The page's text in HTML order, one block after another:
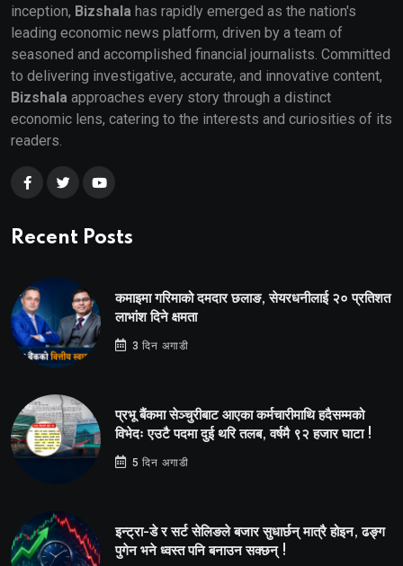
inception, Bizshala has rapidly emerged as the nation's
leading economic news platform, driven by a team of
seasoned and accomplished financial journalists. Committed
to delivering investigative, accurate, and innovative content,
Bizshala approaches every story through a distinct
economic lens, catering to the interests and curiosities of its
readers.
Recent Posts
कमाइमा गरिमाको दमदार छलाङ, सेयरधनीलाई २० प्रतिशत
लाभांश दिने क्षमता
3 दिन अगाडी
प्रभू बैंकमा सेञ्चुरीबाट आएका कर्मचारीमाथि हदैसम्मको
विभेदः एउटै पदमा दुई थरि तलब, वर्षमै ९२ हजार घाटा !
5 दिन अगाडी
इन्ट्रा-डे र सर्ट सेलिङले बजार सुधार्छन् मात्रै होइन, ढङ्ग
पुगेन भने ध्वस्त पनि बनाउन सक्छन् !